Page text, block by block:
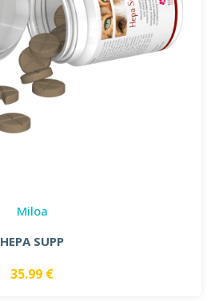
Miloa
HEPA SUPP
35.99 €